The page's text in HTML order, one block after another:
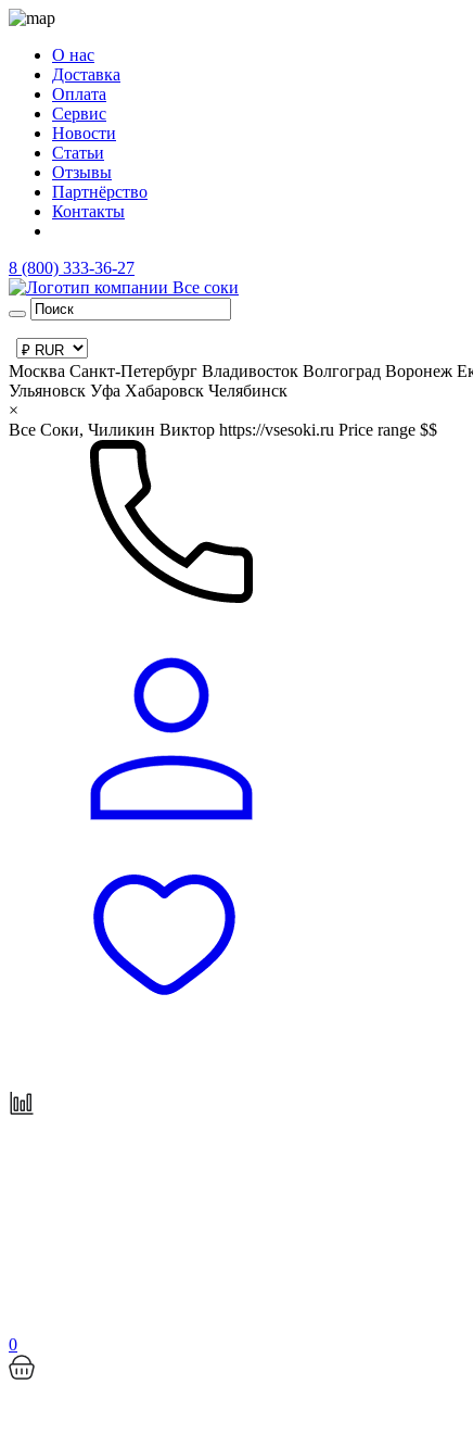
О нас
Доставка
Оплата
Сервис
Новости
Статьи
Отзывы
Партнёрство
Контакты
8 (800) 333-36-27
Москва Санкт-Петербург Владивосток Волгоград Воронеж
Ульяновск Уфа Хабаровск Челябинск
×
Все Соки, Чиликин Виктор https://vsesoki.ru Price range $$
0